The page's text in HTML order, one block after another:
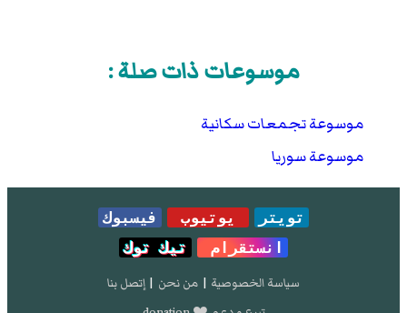
موسوعات ذات صلة :
موسوعة تجمعات سكانية
موسوعة سوريا
تويتر يوتيوب
فيسبوك
انستقرام
تيك توك
سياسة الخصوصية | من نحن | إتصل بنا